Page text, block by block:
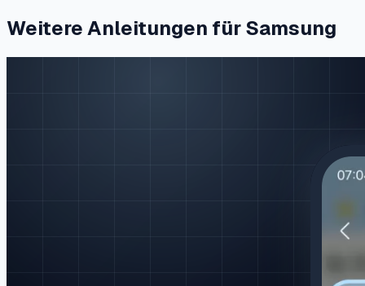
Weitere Anleitungen für Samsung